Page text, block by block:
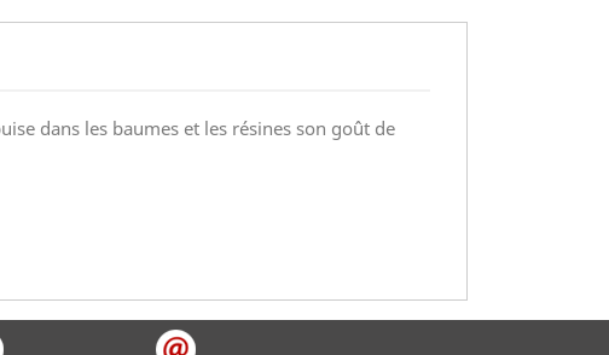
dans les baumes et les résines son goût de